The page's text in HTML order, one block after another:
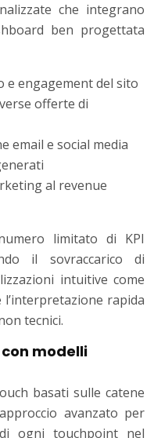
che integrano
ben progettata
e engagement del sito
offerte di
email e social media
al revenue
limitato di KPI
il sovraccarico di
intuitive come
rapida
tecnici.
modelli
basati sulle catene
avanzato per
ogni touchpoint nel